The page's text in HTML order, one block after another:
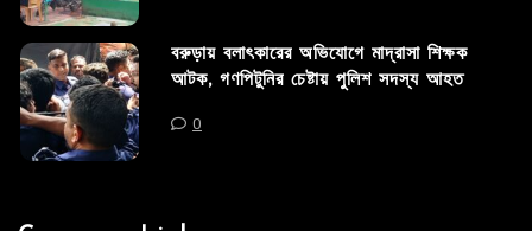
বরুড়ায় বলাৎকারের অভিযোগে মাদ্রাসা শিক্ষক
আটক, গণপিটুনির চেষ্টায় পুলিশ সদস্য আহত
0